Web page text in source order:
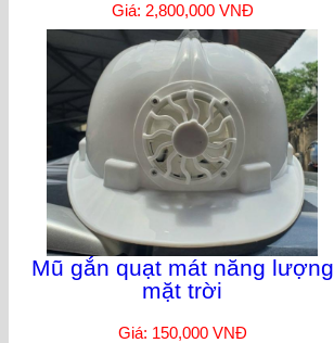
Giá: 2,800,000 VNĐ
Mũ gắn quạt mát năng lượng
mặt trời
Giá: 150,000 VNĐ